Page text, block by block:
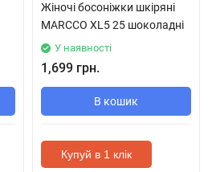
Жіночі босоніжки шкіряні
MARCCO XL5 25 шоколадні
У наявності
1,699 грн.
В кошик
Купуй в 1 клік